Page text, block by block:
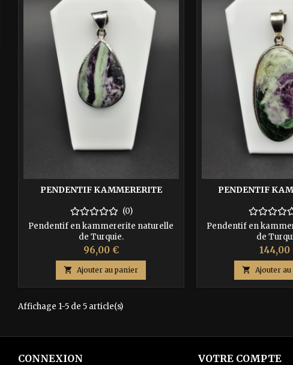
PENDENTIF KAMMERERITE
(0)
Pendentif en kammererite naturelle
de Turquie.
Prix
96,00 €
 Ajouter au panier
PENDENTIF
Pendentif en
de
Prix
144,00
 Ajouter
Affichage 1-5 de 5 article(s)
CONNEXION VOTRE COMPTE